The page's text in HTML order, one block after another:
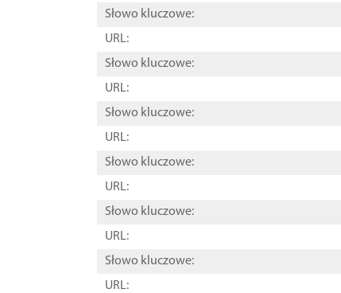
Słowo kluczowe:
URL:
Słowo kluczowe:
URL:
Słowo kluczowe:
URL:
Słowo kluczowe:
URL:
Słowo kluczowe:
URL:
Słowo kluczowe:
URL: